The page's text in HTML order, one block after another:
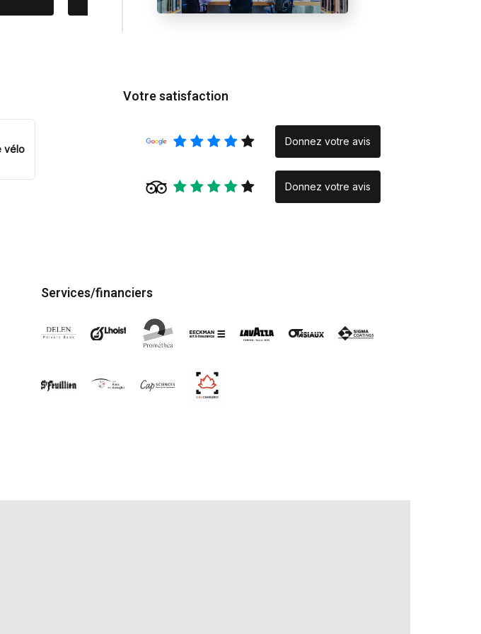
vélo
Votre satisfaction
Donnez votre avis
Donnez votre avis
Services/financiers